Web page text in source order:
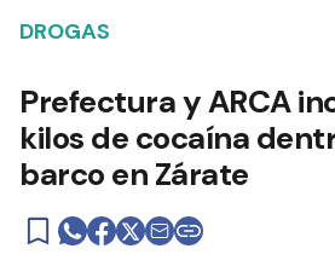
DROGAS
Prefectura y ARCA
kilos de cocaína
barco en Zárate